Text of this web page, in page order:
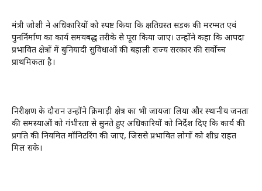
मंत्री जोशी ने अधिकारियों को स्पष्ट किया कि क्षतिग्रस्त सड़क की मरम्मत एवं
पुनर्निर्माण का कार्य समयबद्ध तरीके से पूरा किया जाए। उन्होंने कहा कि आपदा
प्रभावित क्षेत्रों में बुनियादी सुविधाओं की बहाली राज्य सरकार की सर्वोच्च
प्राथमिकता है।
निरीक्षण के दौरान उन्होंने क़िमाड़ी क्षेत्र का भी जायजा लिया और स्थानीय जनता
की समस्याओं को गंभीरता से सुनते हुए अधिकारियों को निर्देश दिए कि कार्य की
प्रगति की नियमित मॉनिटरिंग की जाए, जिससे प्रभावित लोगों को शीघ्र राहत
मिल सके।